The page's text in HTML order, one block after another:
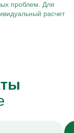
проблем. Для
расчет